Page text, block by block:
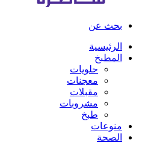
بحث عن
الرئيسية
المطبخ
حلويات
معجنات
مقبلات
مشروبات
طبخ
منوعات
الصحة